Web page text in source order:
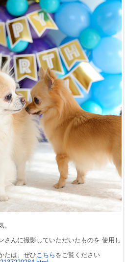
さんに撮影していただいたものを 使用し
たは、ぜひこちら をご覧ください